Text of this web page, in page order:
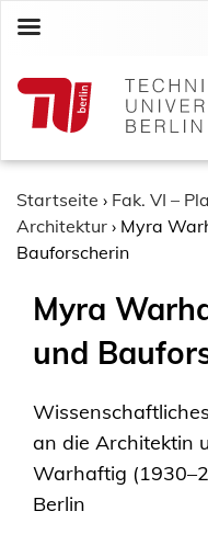
c
Startseite › Fak. VI –
Architektur › Myra
Bauforscherin
Myra
und
an die Architektin
Warhaftig
Berlin